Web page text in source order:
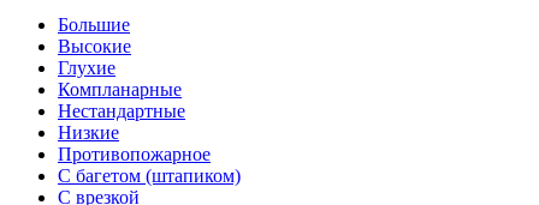
Большие
Высокие
Глухие
Компланарные
Нестандартные
Низкие
Противопожарное
С багетом (штапиком)
С врезкой